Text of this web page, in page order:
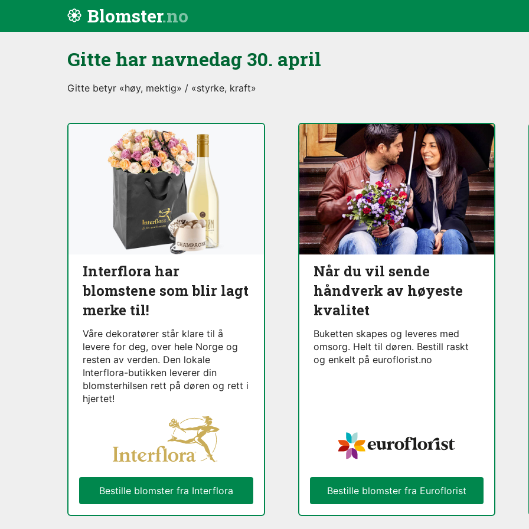
Blomster
Gitte har navnedag 30. april
Gitte betyr «høy, mektig» / «styrke, kraft»
Interflora har
blomstene som blir lagt
merke til!
Våre dekoratører står klare til å
levere for deg, over hele Norge og
resten av verden. Den lokale
Interflora-butikken leverer din
blomsterhilsen rett på døren og rett i
hjertet!
Bestille blomster fra Interflora
Når du vil sende
håndverk av høyeste
kvalitet
Buketten skapes og leveres med
omsorg. Helt til døren. Bestill raskt
og enkelt på euroflorist.no
Bestille blomster fra Euroflorist